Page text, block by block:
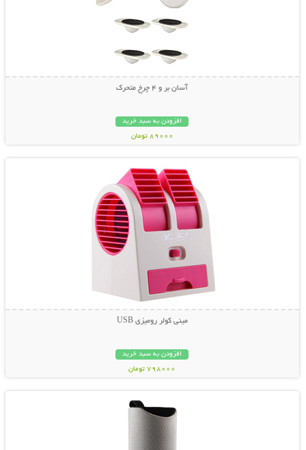
آسان بر و 4 چرخ متحرک
افزودن به سبد خرید
89000 تومان
نمایش توضیحات بیشتر
مينی کولر روميزی USB
افزودن به سبد خرید
798000 تومان
نمایش توضیحات بیشتر